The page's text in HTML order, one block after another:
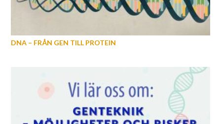
DNA – FRÅN GEN TILL PROTEIN